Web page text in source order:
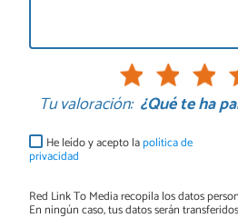
Tu valoración: ¿Qué te ha
He leído y acepto lapolítica de
privacidad
Red Link To Media recopila los datos
En ningún caso, tus datos serán